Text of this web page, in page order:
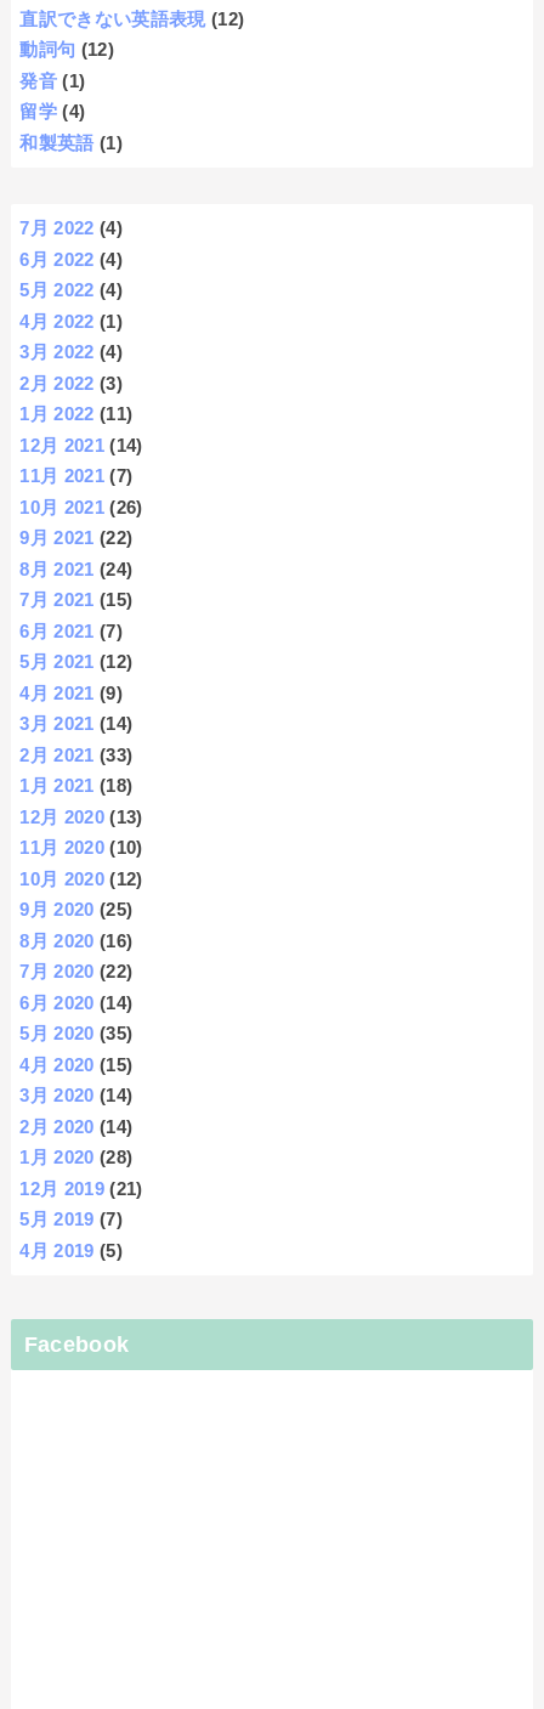
直訳できない英語表現 (12)
動詞句 (12)
発音 (1)
留学 (4)
和製英語 (1)
7月 2022 (4)
6月 2022 (4)
5月 2022 (4)
4月 2022 (1)
3月 2022 (4)
2月 2022 (3)
1月 2022 (11)
12月 2021 (14)
11月 2021 (7)
10月 2021 (26)
9月 2021 (22)
8月 2021 (24)
7月 2021 (15)
6月 2021 (7)
5月 2021 (12)
4月 2021 (9)
3月 2021 (14)
2月 2021 (33)
1月 2021 (18)
12月 2020 (13)
11月 2020 (10)
10月 2020 (12)
9月 2020 (25)
8月 2020 (16)
7月 2020 (22)
6月 2020 (14)
5月 2020 (35)
4月 2020 (15)
3月 2020 (14)
2月 2020 (14)
1月 2020 (28)
12月 2019 (21)
5月 2019 (7)
4月 2019 (5)
Facebook